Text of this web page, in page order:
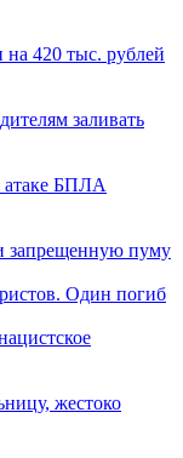
420 тыс. рублей
заливать
БПЛА
запрещенную пуму
Один погиб
жестоко